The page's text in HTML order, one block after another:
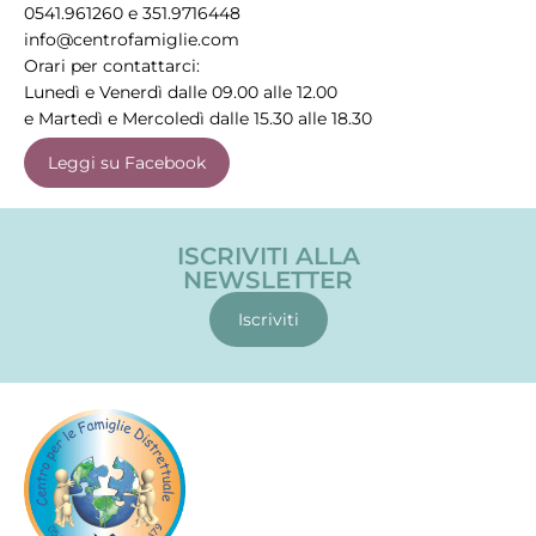
0541.961260 e 351.9716448
info@centrofamiglie.com
Orari per contattarci:
Lunedì e Venerdì dalle 09.00 alle 12.00
e Martedì e Mercoledì dalle 15.30 alle 18.30
Leggi su Facebook
ISCRIVITI ALLA
NEWSLETTER
Iscriviti